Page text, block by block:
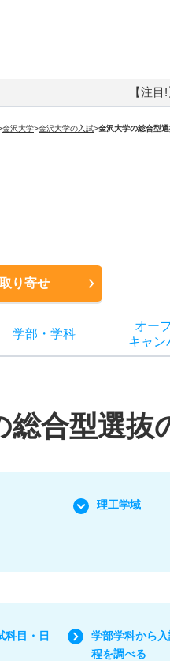
【注
金沢大学>金沢大学の入試>金沢大学の総合型
り寄せ
学部 ・ 学科
オー
キャン
総合型選抜
理工学域
科目・日
学部学科から
程を調べる